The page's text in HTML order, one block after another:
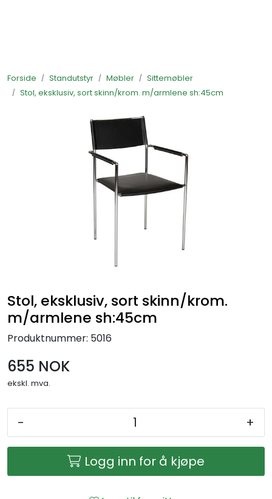
Forside Standutstyr Møbler
Sittemøbler
Stol, eksklusiv, sort skinn/krom. m/armlene sh:45cm
Stol, eksklusiv, sort skinn/krom.
m/armlene sh:45cm
Produktnummer: 5016
655 NOK
ekskl. mva.
- +
Logg inn for å kjøpe
Standutstyr
Bestill mat til standen